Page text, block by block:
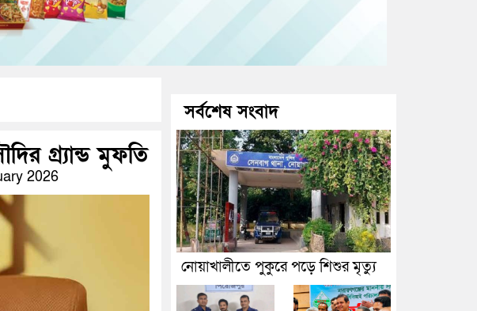
গ্র্যান্ড মুফতি
2026
সর্বশেষ সংবাদ
নোয়াখালীতে পুকুরে পড়ে শিশুর মৃত্যু